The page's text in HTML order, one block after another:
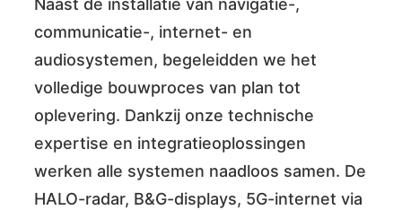
Naast de installatie van navigatie-,
communicatie-, internet- en
audiosystemen, begeleidden we het
volledige bouwproces van plan tot
oplevering. Dankzij onze technische
expertise en integratieoplossingen
werken alle systemen naadloos samen. De
HALO-radar, B&G-displays, 5G-internet via